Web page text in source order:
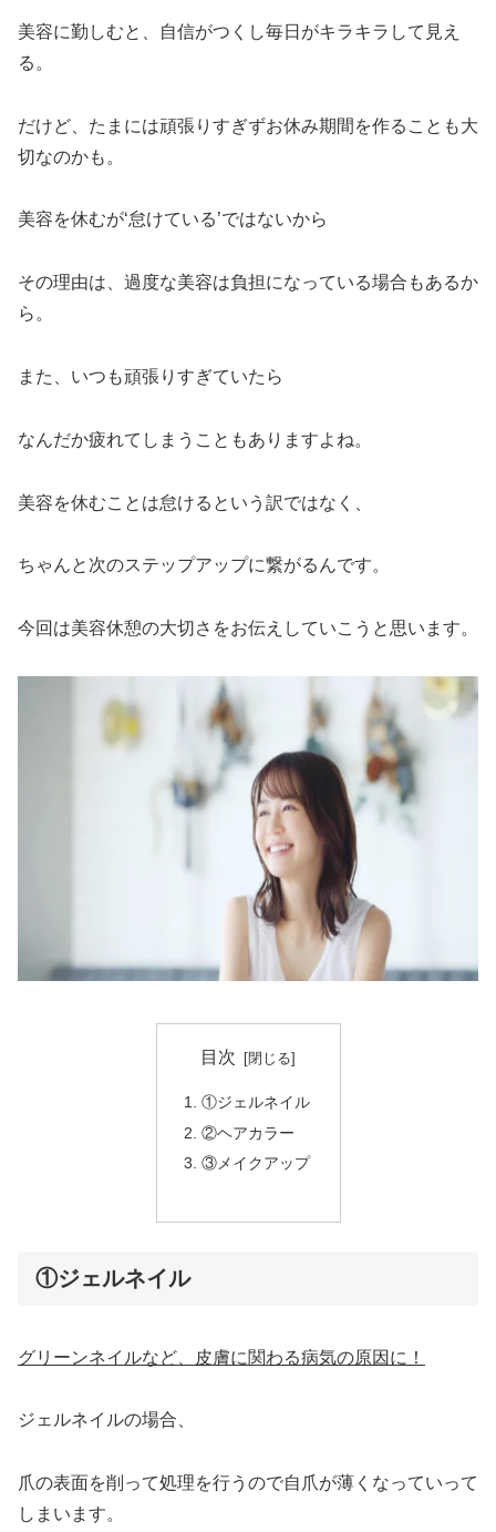
美容に勤しむと、自信がつくし毎日がキラキラして見え
る。
だけど、たまには頑張りすぎずお休み期間を作ることも大
切なのかも。
美容を休むが‘怠けている’ではないから
その理由は、過度な美容は負担になっている場合もあるか
ら。
また、いつも頑張りすぎていたら
なんだか疲れてしまうこともありますよね。
美容を休むことは怠けるという訳ではなく、
ちゃんと次のステップアップに繋がるんです。
今回は美容休憩の大切さをお伝えしていこうと思います。
目次
①ジェルネイル
②ヘアカラー
③メイクアップ
①ジェルネイル
グリーンネイルなど、皮膚に関わる病気の原因に！
ジェルネイルの場合、
爪の表面を削って処理を行うので自爪が薄くなっていって
しまいます。